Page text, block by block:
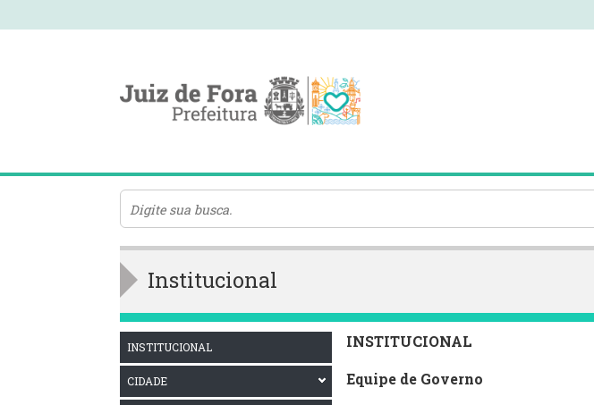
Institucional
INSTITUCIONAL
CIDADE
INSTITUCIONAL
Equipe de Governo